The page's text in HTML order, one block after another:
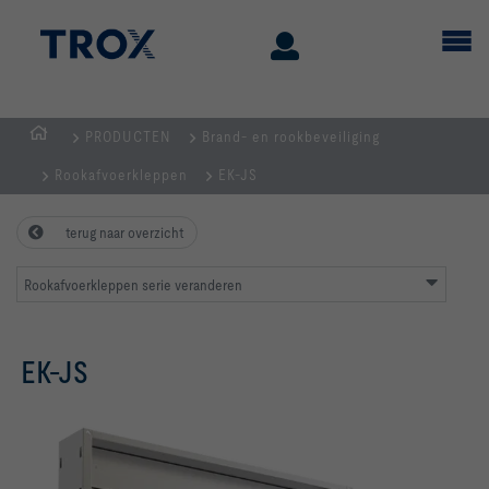
PRODUCTEN Brand- en rookbeveiliging
Rookafvoerkleppen EK-JS
terug naar overzicht
Rookafvoerkleppen serie veranderen
EK-JS